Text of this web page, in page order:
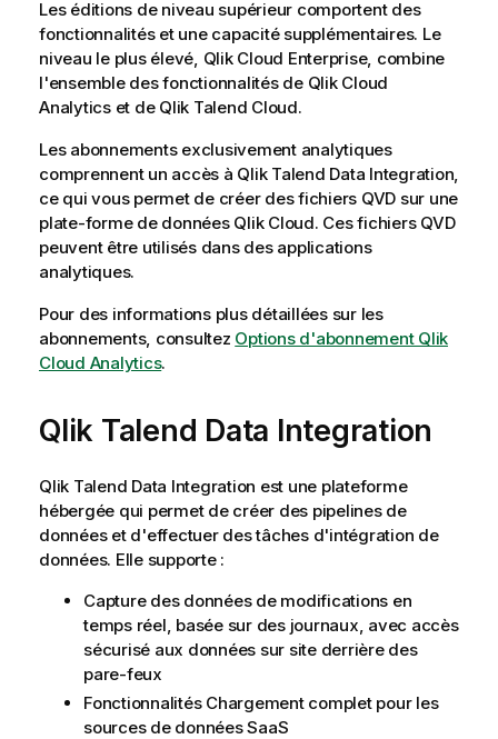
Les éditions de niveau supérieur comportent des
fonctionnalités et une capacité supplémentaires. Le
niveau le plus élevé, Qlik Cloud Enterprise, combine
l'ensemble des fonctionnalités de Qlik Cloud
Analyticset de Qlik Talend Cloud.
Les abonnements exclusivement analytiques
comprennent un accès à Qlik Talend Data Integration
ce qui vous permet de créer des fichiers QVD sur une
plate-forme de données Qlik Cloud. Ces fichiers QVD
peuvent être utilisés dans des applications
analytiques.
Pour des informations plus détaillées sur les
abonnements, consultez Options d'abonnement Qlik
Cloud Analytics.
Qlik Talend Data Integration
Qlik Talend Data Integration est une plateforme
hébergée qui permet de créer des pipelines de
données et d'effectuer des tâches d'intégration de
données. Elle supporte :
Capture des données de modifications en
temps réel, basée sur des journaux, avec accès
sécurisé aux données sur site derrière des
pare-feux
Fonctionnalités Chargement complet pour les
sources de données SaaS